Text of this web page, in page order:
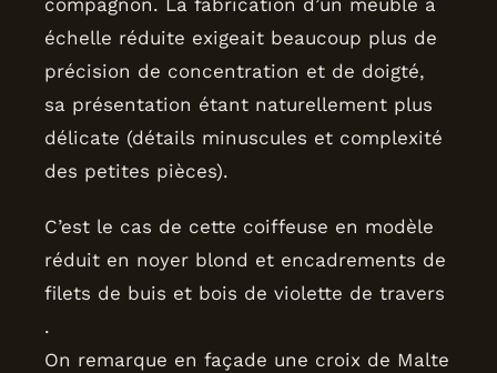
compagnon. La fabrication d’un meuble à
échelle réduite exigeait beaucoup plus de
précision de concentration et de doigté,
sa présentation étant naturellement plus
délicate (détails minuscules et complexité
des petites pièces).
C’est le cas de cette coiffeuse en modèle
réduit en noyer blond et encadrements de
filets de buis et bois de violette de travers
.
On remarque en façade une croix de Malte